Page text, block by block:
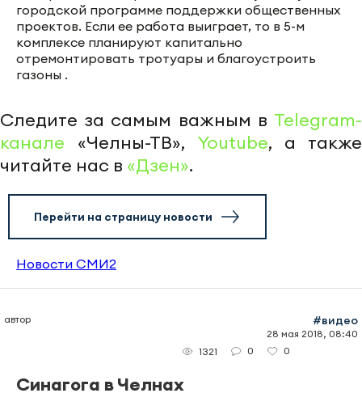
городской программе поддержки общественных
проектов. Если ее работа выиграет, то в 5-м
комплексе планируют капитально
отремонтировать тротуары и благоустроить
газоны .
Следите за самым важным в Telegram-
канале «Челны-ТВ», Youtube, а также
читайте нас в «Дзен».
Перейти на страницу новости
Новости СМИ2
автор #видео
28 мая 2018, 08:40
1321
0 0
Синагога в Челнах